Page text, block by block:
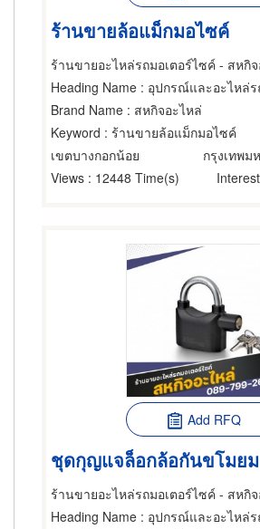
ร้านขายล้อแม็กมอไซค์
ร้านขายอะไหล่รถมอเตอร์ไซค์ - สหกิ
Heading Name : อุปกรณ์และอะไหล่รถจักรยานยนต์และรถสกูตเตอร์,ล้อ,ขายส่งและผู้
Brand Name : สหกิจอะไหล่
Keyword : ร้านขายล้อแม็กมอไซค์
เขตบางกอกน้อย
กรุงเทพม
Views : 12448 Time(s) Interest
Add RFQ
ชุดกุญแจล็อกล้อกันขโมยม
ร้านขายอะไหล่รถมอเตอร์ไซค์ - สหกิ
Heading Name : อุปกรณ์และอะไหล่รถจักรยานยนต์และรถสกูตเตอร์,กุญแจ,ขายส่งและ